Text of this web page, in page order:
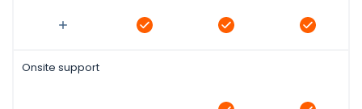
Onsite support